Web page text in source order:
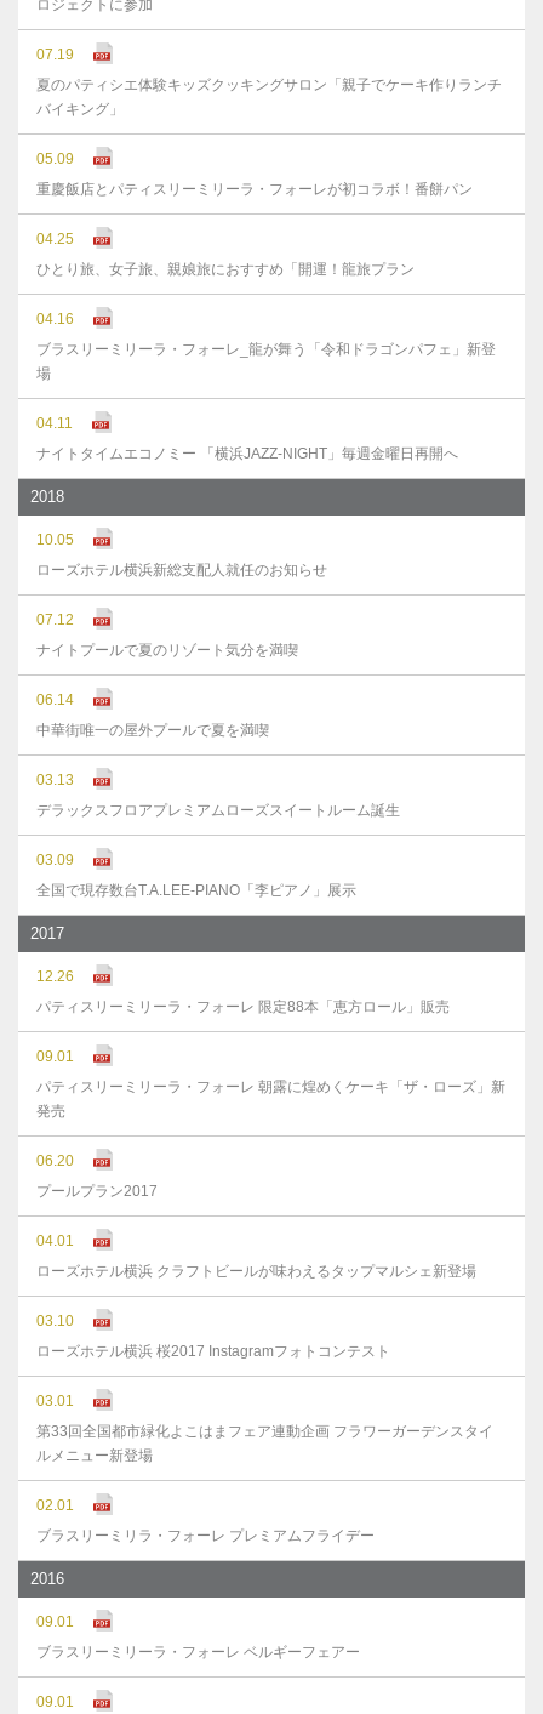
ロジェクトに参加
07.19
夏のパティシエ体験キッズクッキングサロン「親子でケーキ作りランチ
バイキング」
05.09
重慶飯店とパティスリーミリーラ・フォーレが初コラボ！番餅パン
04.25
ひとり旅、女子旅、親娘旅におすすめ「開運！龍旅プラン
04.16
ブラスリーミリーラ・フォーレ_龍が舞う「令和ドラゴンパフェ」新登
場
04.11
ナイトタイムエコノミー 「横浜JAZZ-NIGHT」毎週金曜日再開へ
2018
10.05
ローズホテル横浜新総支配人就任のお知らせ
07.12
ナイトプールで夏のリゾート気分を満喫
06.14
中華街唯一の屋外プールで夏を満喫
03.13
デラックスフロアプレミアムローズスイートルーム誕生
03.09
全国で現存数台T.A.LEE-PIANO「李ピアノ」展示
2017
12.26
パティスリーミリーラ・フォーレ 限定88本「恵方ロール」販売
09.01
パティスリーミリーラ・フォーレ 朝露に煌めくケーキ「ザ・ローズ」新
発売
06.20
プールプラン2017
04.01
ローズホテル横浜 クラフトビールが味わえるタップマルシェ新登場
03.10
ローズホテル横浜 桜2017 Instagramフォトコンテスト
03.01
第33回全国都市緑化よこはまフェア連動企画 フラワーガーデンスタイ
ルメニュー新登場
02.01
ブラスリーミリラ・フォーレ プレミアムフライデー
2016
09.01
ブラスリーミリーラ・フォーレ ベルギーフェアー
09.01